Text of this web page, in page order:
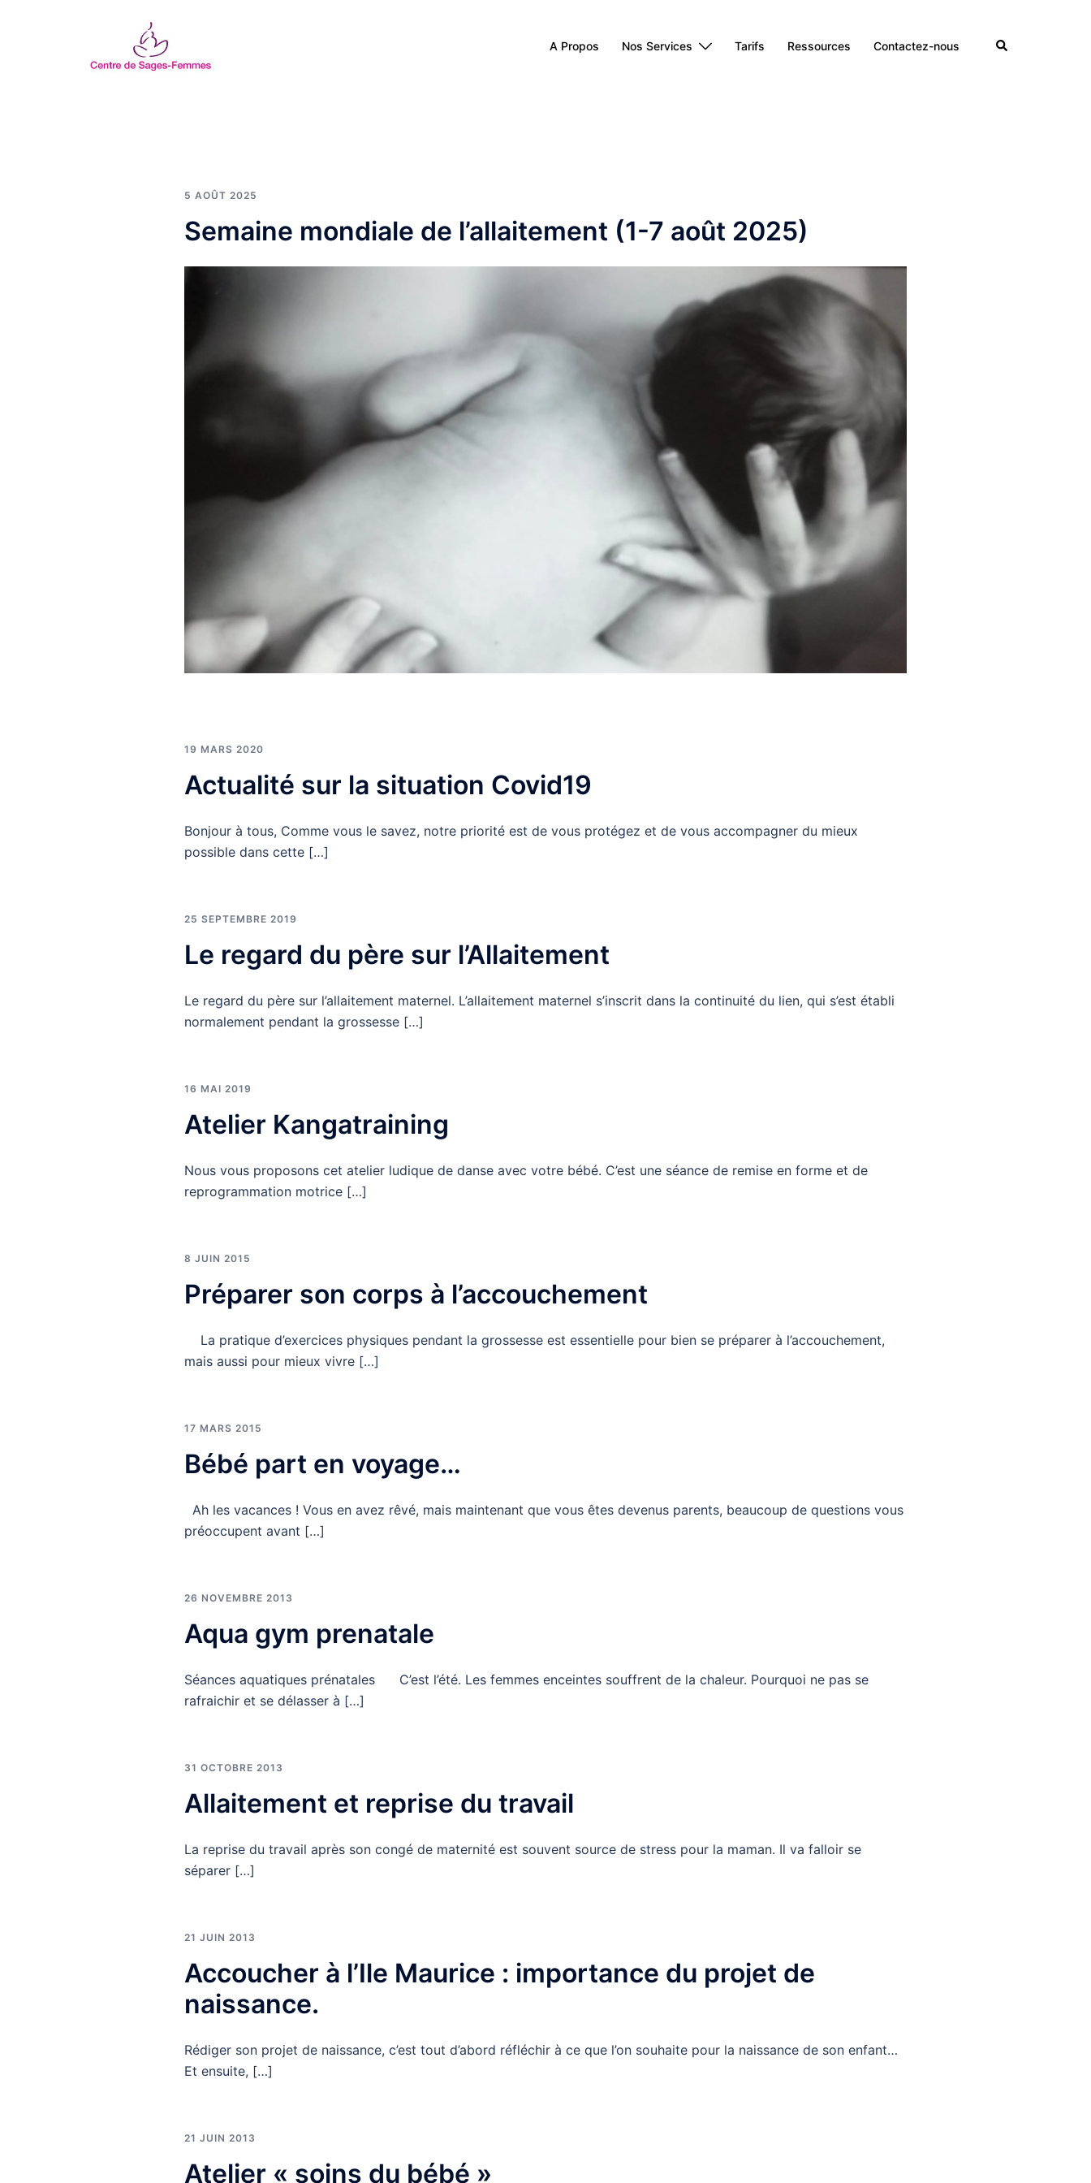
A Propos Nos Services Tarifs Ressources Contactez-nous Rechercher
5 AOÛT 2025
Semaine mondiale de l’allaitement (1-7 août 2025)
19 MARS 2020
Actualité sur la situation Covid19
Bonjour à tous, Comme vous le savez, notre priorité est de vous protégez et de vous accompagner du mieux
possible dans cette […]
25 SEPTEMBRE 2019
Le regard du père sur l’Allaitement
Le regard du père sur l’allaitement maternel. L’allaitement maternel s’inscrit dans la continuité du lien, qui s’est établi
normalement pendant la grossesse […]
16 MAI 2019
Atelier Kangatraining
Nous vous proposons cet atelier ludique de danse avec votre bébé. C’est une séance de remise en forme et de
reprogrammation motrice […]
8 JUIN 2015
Préparer son corps à l’accouchement
La pratique d’exercices physiques pendant la grossesse est essentielle pour bien se préparer à l’accouchement,
mais aussi pour mieux vivre […]
17 MARS 2015
Bébé part en voyage…
Ah les vacances ! Vous en avez rêvé, mais maintenant que vous êtes devenus parents, beaucoup de questions vous
préoccupent avant […]
26 NOVEMBRE 2013
Aqua gym prenatale
Séances aquatiques prénatales C’est l’été. Les femmes enceintes souffrent de la chaleur. Pourquoi ne pas se
rafraichir et se délasser à […]
31 OCTOBRE 2013
Allaitement et reprise du travail
La reprise du travail après son congé de maternité est souvent source de stress pour la maman. Il va falloir se
séparer […]
21 JUIN 2013
Accoucher à l’Ile Maurice : importance du projet de
naissance.
Rédiger son projet de naissance, c’est tout d’abord réfléchir à ce que l’on souhaite pour la naissance de son enfant…
Et ensuite, […]
21 JUIN 2013
Atelier « soins du bébé »